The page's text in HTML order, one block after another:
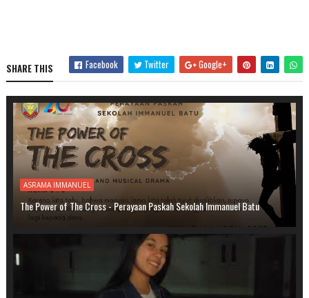
SHARE THIS Facebook Twitter Google+
ASRAMA IMMANUEL
The Power of The Cross - Perayaan Paskah Sekolah Immanuel Batu